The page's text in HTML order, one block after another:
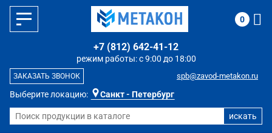
Выберите локацию: Санкт - Петербург
режим работы: с 9:00 до 18:00
+7 (812) 642-41-12
spb@zavod-metakon.ru
ЗАКАЗАТЬ ЗВОНОК
0